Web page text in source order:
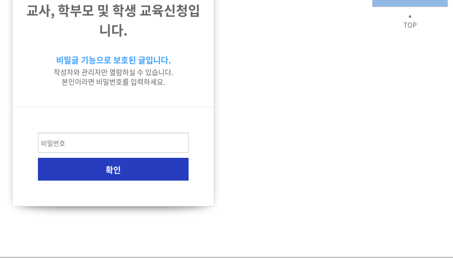
교사, 학부모 및 학생 교육신청입
니다.
비밀글 기능으로 보호된 글입니다.
작성자와 관리자만 열람하실 수 있습니다.
본인이라면 비밀번호를 입력하세요.
▲
TOP